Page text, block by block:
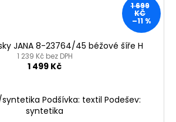
1 699
KČ
–11 %
JANA 8-23764/45 béžové šíře H
1 239 Kč bez DPH
1 499 Kč
Podšívka: textil Podešev:
syntetika